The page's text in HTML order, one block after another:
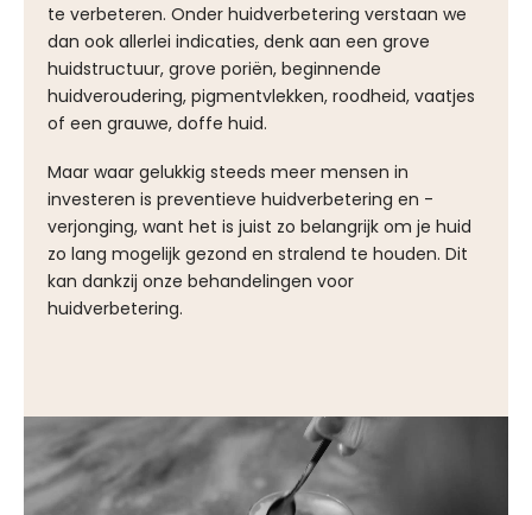
te verbeteren. Onder huidverbetering verstaan we
dan ook allerlei indicaties, denk aan een grove
huidstructuur, grove poriën, beginnende
huidveroudering, pigmentvlekken, roodheid, vaatjes
of een grauwe, doffe huid.
Maar waar gelukkig steeds meer mensen in
investeren is preventieve huidverbetering en -
verjonging, want het is juist zo belangrijk om je huid
zo lang mogelijk gezond en stralend te houden. Dit
kan dankzij onze behandelingen voor
huidverbetering.